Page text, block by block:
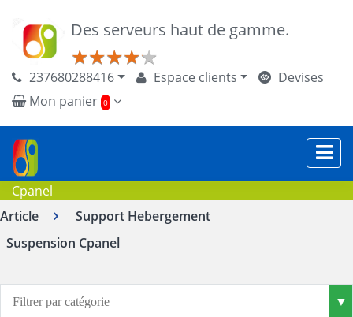
Des serveurs haut de gamme.
★★★★★
★★★★★
237680288416 Espace clients
Devises
Mon panier 0
Cpanel
Article
Support Hebergement
Suspension Cpanel
▼